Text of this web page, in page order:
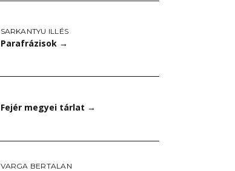
SARKANTYU ILLÉS
Parafrázisok →
Fejér megyei tárlat →
VARGA BERTALAN